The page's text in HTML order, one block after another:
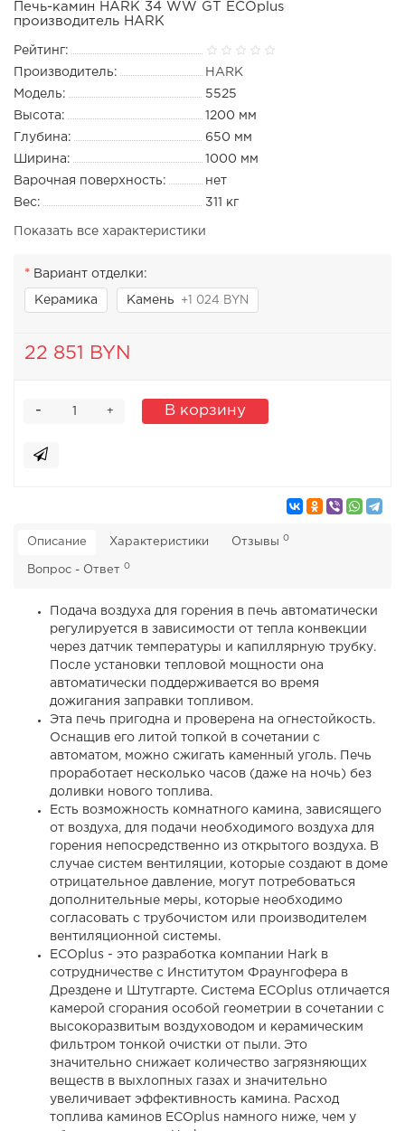
Печь-камин HARK 34 WW GT ECOplus
производитель HARK
Рейтинг:
Производитель:
HARK
Модель:
5525
Высота:
1200 мм
Глубина:
650 мм
Ширина:
1000 мм
Варочная поверхность:
нет
Вес:
311 кг
Показать все характеристики
Вариант отделки:
Керамика Камень +1 024 BYN
22 851 BYN
+
- В корзину
Описание Характеристики Отзывы 0
Вопрос - Ответ 0
Подача воздуха для горения в печь автоматически
регулируется в зависимости от тепла конвекции
через датчик температуры и капиллярную трубку.
После установки тепловой мощности она
автоматически поддерживается во время
дожигания заправки топливом.
Эта печь пригодна и проверена на огнестойкость.
Оснащив его литой топкой в ​​сочетании с
автоматом, можно сжигать каменный уголь. Печь
проработает несколько часов (даже на ночь) без
доливки нового топлива.
Есть возможность комнатного камина, зависящего
от воздуха, для подачи необходимого воздуха для
горения непосредственно из открытого воздуха. В
случае систем вентиляции, которые создают в доме
отрицательное давление, могут потребоваться
дополнительные меры, которые необходимо
согласовать с трубочистом или производителем
вентиляционной системы.
ECOplus - это разработка компании Hark в
сотрудничестве с Институтом Фраунгофера в
Дрездене и Штутгарте. Система ECOplus отличается
камерой сгорания особой геометрии в сочетании с
высокоразвитым воздуховодом и керамическим
фильтром тонкой очистки от пыли. Это
значительно снижает количество загрязняющих
веществ в выхлопных газах и значительно
увеличивает эффективность камина. Расход
топлива каминов ECOplus намного ниже, чем у